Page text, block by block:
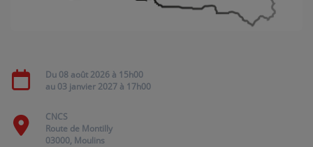
PODCASTS
Agenda
Du 08 août 2026 à 15h00
au 03 janvier 2027 à 17h00
CNCS
Route de Montilly
03000, Moulins